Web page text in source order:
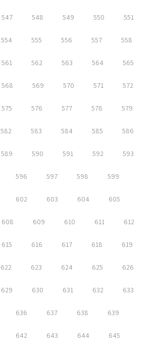
547 548 549 550 551
554 555 556 557 558
561 562 563 564 565
568 569 570 571 572
575 576 577 578 579
582 583 584 585 586
589 590 591 592 593
596 597 598 599
602 603 604 605
608 609 610 611 612
615 616 617 618 619
622 623 624 625 626
629 630 631 632 633
636 637 638 639
642 643 644 645